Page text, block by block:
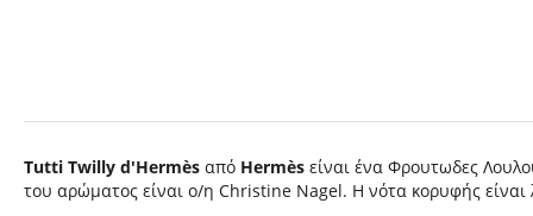
Tutti Twilly d'Hermès από Hermès είναι ένα Φρουτωδες
του αρώματος είναι ο/η Christine Nagel. Η νότα κορυφής είναι